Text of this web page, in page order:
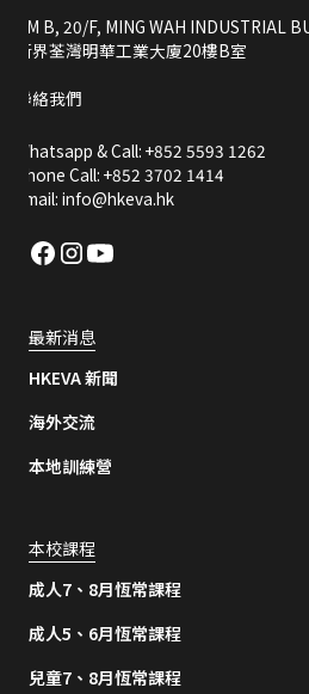
RM B, 20/F, MING WAH INDUSTRIAL
新界荃灣明華工業大廈20樓B室
聯絡我們
Whatsapp & Call: +852 5593 1262
Phone Call: +852 3702 1414
Email: info@hkeva.hk
最新消息
HKEVA 新聞
海外交流
本地訓練營
本校課程
成人7、8月恆常課程
成人5、6月恆常課程
兒童7、8月恆常課程